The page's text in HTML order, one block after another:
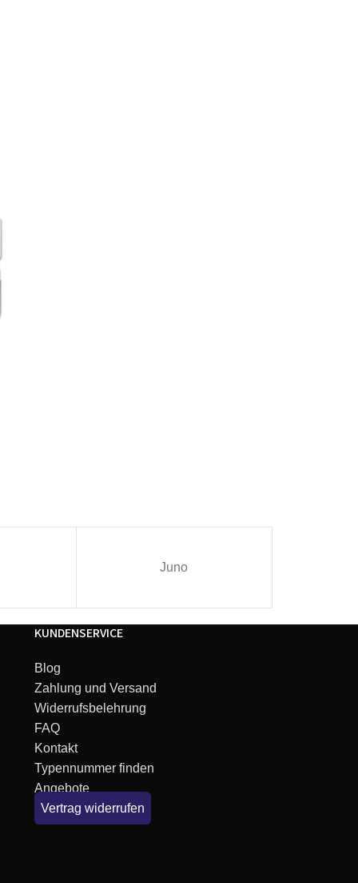
Juno
KUNDENSERVICE
Blog
Zahlung und Versand
Widerrufsbelehrung
FAQ
Kontakt
Typennummer finden
Angebote
Vertrag widerrufen